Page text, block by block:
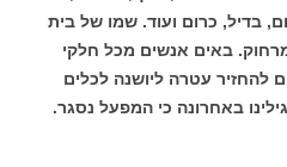
בדיל, כרום ועוד. שמו של בית
באים אנשים מכל חלקי
להחזיר עטרה ליושנה לכלים
באחרונה כי המפעל נסגר.